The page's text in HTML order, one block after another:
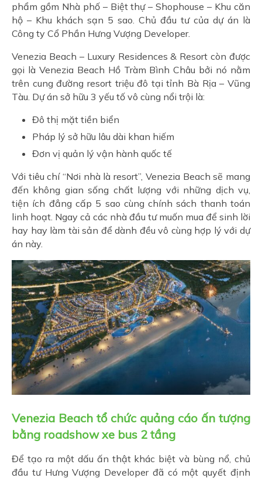
phẩm gồm Nhà phố – Biệt thự – Shophouse – Khu căn
hộ – Khu khách sạn 5 sao. Chủ đầu tư của dự án là
Công ty Cổ Phần Hưng Vượng Developer.
Venezia Beach – Luxury Residences & Resort còn được
gọi là Venezia Beach Hồ Tràm Bình Châu bởi nó nằm
trên cung đường resort triệu đô tại tỉnh Bà Rịa – Vũng
Tàu. Dự án sở hữu 3 yếu tố vô cùng nổi trội là:
Đô thị mặt tiền biển
Pháp lý sở hữu lâu dài khan hiếm
Đơn vị quản lý vận hành quốc tế
Với tiêu chí “Nơi nhà là resort”, Venezia Beach sẽ mang
đến không gian sống chất lượng với những dịch vụ,
tiện ích đẳng cấp 5 sao cùng chính sách thanh toán
linh hoạt. Ngay cả các nhà đầu tư muốn mua để sinh lời
hay hay làm tài sản để dành đều vô cùng hợp lý với dự
án này.
Venezia Beach tổ chức quảng cáo ấn tượng
bằng roadshow xe bus 2 tầng
Để tạo ra một dấu ấn thật khác biệt và bùng nổ, chủ
đầu tư Hưng Vượng Developer đã có một quyết định